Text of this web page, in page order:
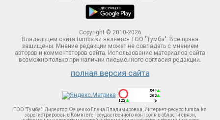
Copyright © 2010-2026
Владельцем сайта tumba.kz является ТОО "Тумба". Все права
защищены. Мнение редакции может не совпадать с мнением
авторов и комментаторов сайта. Использование материалов сайта
возможно только при наличии письменного согласия редакции.
полная версия сайта
ТОО "Тумба". Директор: Фещенко Елена Владимировна, Интернет-ресурс tumba.kz
зарегистрирован в Комитете госудаственного контроля в области связи,